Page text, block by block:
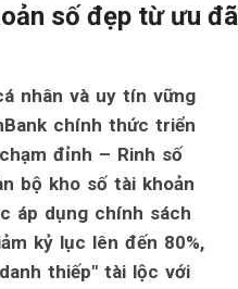
số đẹp từ ưu
nhân và uy tín vững
chính thức triển
đỉnh – Rinh số
bộ kho số tài khoản
áp dụng chính sách
kỷ lục lên đến 80%,
thiếp" tài lộc với